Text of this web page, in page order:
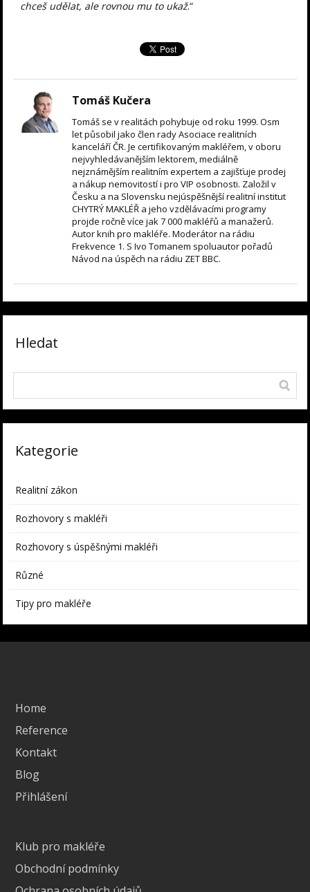
chceš udělat, ale rovnou mu to ukaž.“
Tomáš Kučera
Tomáš se v realitách pohybuje od roku 1999. Osm
let působil jako člen rady Asociace realitních
kanceláří ČR. Je certifikovaným makléřem, v oboru
nejvyhledávanějším lektorem, mediálně
nejznámějším realitním expertem a zajišťuje prodej
a nákup nemovitostí i pro VIP osobnosti. Založil v
Česku a na Slovensku nejúspěšnější realitní institut
CHYTRÝ MAKLÉŘ a jeho vzdělávacími programy
projde ročně více jak 7 000 makléřů a manažerů.
Autor knih pro makléře. Moderátor na rádiu
Frekvence 1. S Ivo Tomanem spoluautor pořadů
Návod na úspěch na rádiu ZET BBC.
Hledat
Kategorie
Realitní zákon
Rozhovory s makléři
Rozhovory s úspěšnými makléři
Různé
Tipy pro makléře
Home
Reference
Kontakt
Blog
Přihlášení
Klub pro makléře
Obchodní podmínky